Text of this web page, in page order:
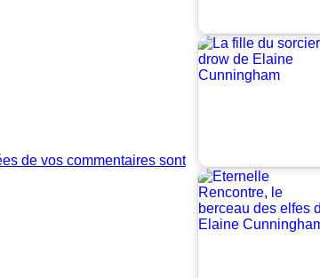
de vos commentaires sont